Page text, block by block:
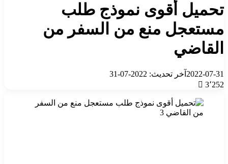
تحميل أقوى نموذج طلب
مستعجل منع من السفر من
القاضي
2022-07-31 آخر تحديث: 2022-07-31
3٬252